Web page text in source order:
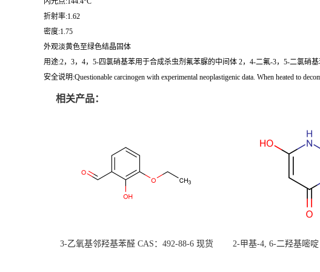
折射率:1.62
密度:1.75
外观淡黄色至绿色结晶固体
用途:2，3，4，5-四氯硝基苯用于合成杀虫剂氟苯脲的中间体 2，4-二氟-3，5-二氯硝
安全说明:Questionable carcinogen with experimental neoplastigenic data. When heated to
相关产品：
3-乙氧基邻羟基苯醛 CAS：492-88-6 现货
2-甲基-4, 6-二羟基嘧啶